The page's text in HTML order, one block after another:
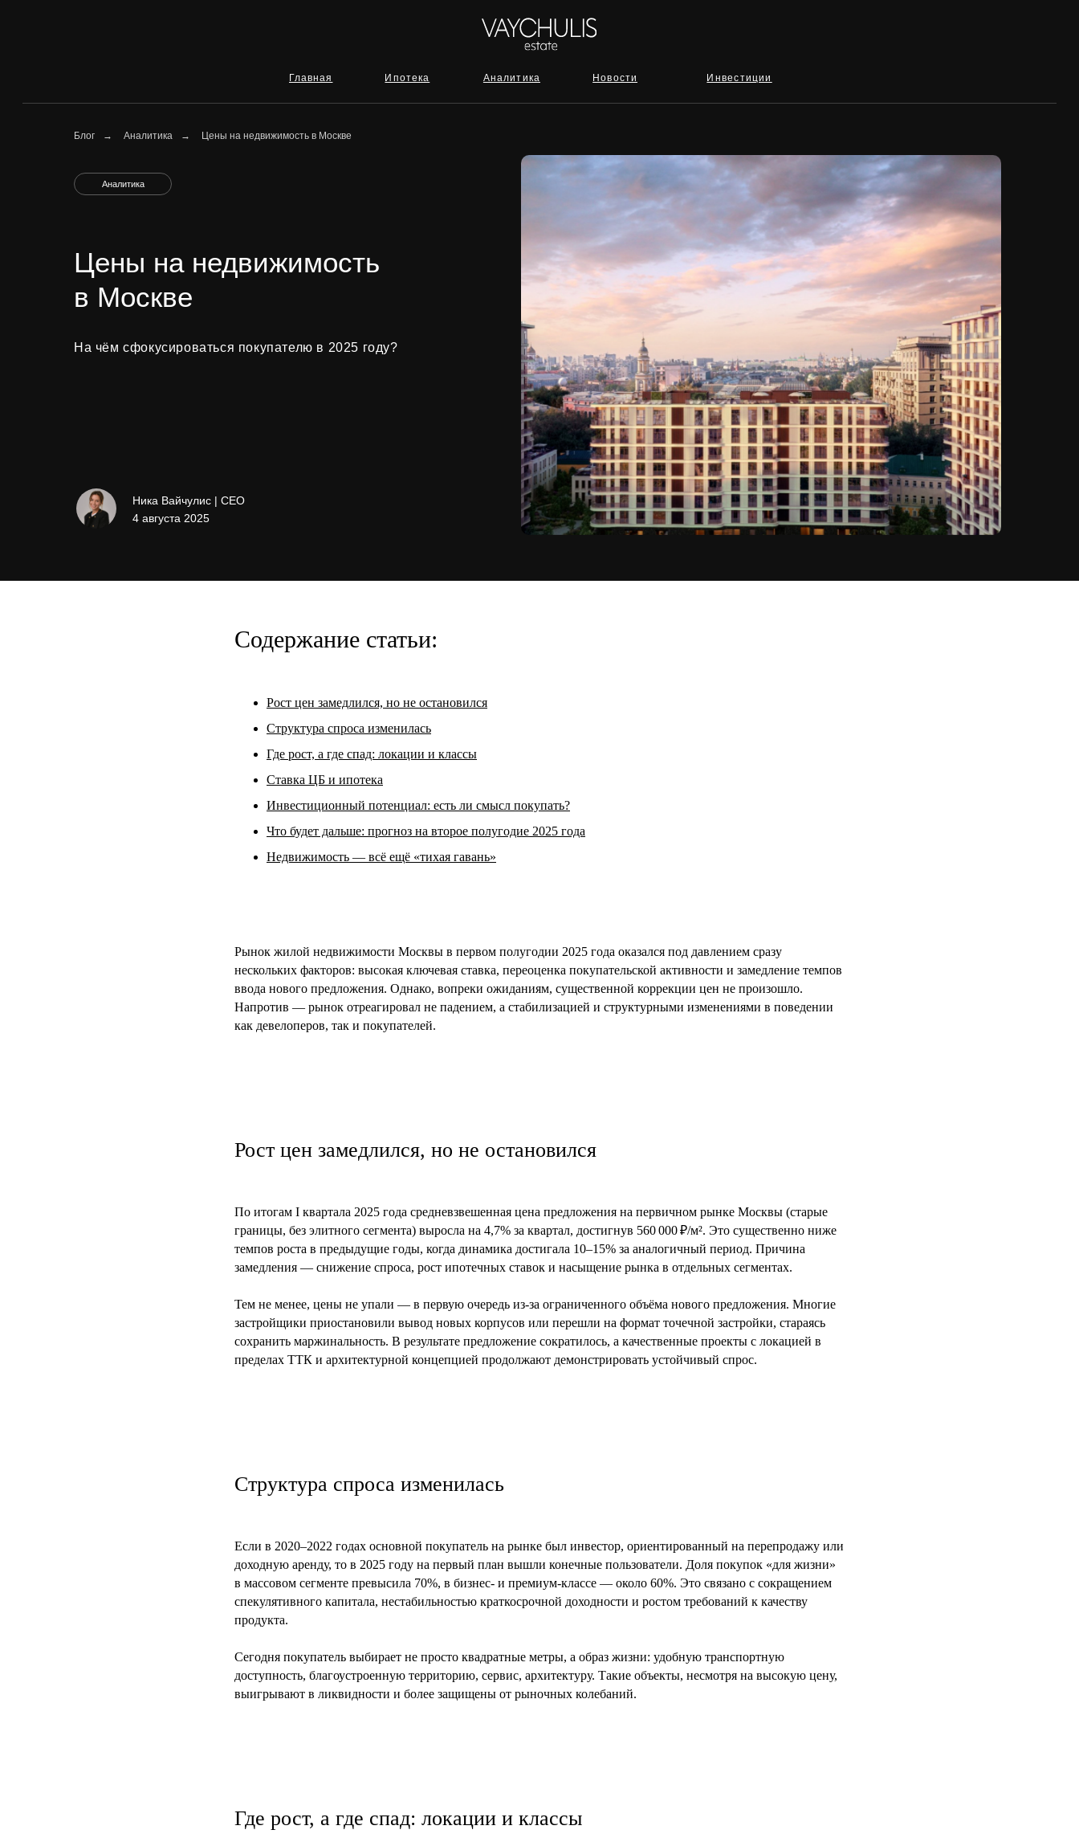
Блог → Аналитика → Цены на недвижимость в Москве
Цены на недвижимость
в Москве
4 августа 2025
Ника Вайчулис | CEO
На чём сфокусироваться покупателю в 2025 году?
Аналитика
Содержание статьи:
Рост цен замедлился, но не остановился
Структура спроса изменилась
Где рост, а где спад: локации и классы
Ставка ЦБ и ипотека
Инвестиционный потенциал: есть ли смысл покупать?
Что будет дальше: прогноз на второе полугодие 2025 года
Недвижимость — всё ещё «тихая гавань»
Рынок жилой недвижимости Москвы в первом полугодии 2025 года оказался под давлением сразу
нескольких факторов: высокая ключевая ставка, переоценка покупательской активности и замедление темпов
ввода нового предложения. Однако, вопреки ожиданиям, существенной коррекции цен не произошло.
Напротив — рынок отреагировал не падением, а стабилизацией и структурными изменениями в поведении
как девелоперов, так и покупателей.
Рост цен замедлился, но не остановился
По итогам I квартала 2025 года средневзвешенная цена предложения на первичном рынке Москвы (старые
границы, без элитного сегмента) выросла на 4,7% за квартал, достигнув 560 000 ₽/м². Это существенно ниже
темпов роста в предыдущие годы, когда динамика достигала 10–15% за аналогичный период. Причина
замедления — снижение спроса, рост ипотечных ставок и насыщение рынка в отдельных сегментах.
Тем не менее, цены не упали — в первую очередь из-за ограниченного объёма нового предложения. Многие
застройщики приостановили вывод новых корпусов или перешли на формат точечной застройки, стараясь
сохранить маржинальность. В результате предложение сократилось, а качественные проекты с локацией в
пределах ТТК и архитектурной концепцией продолжают демонстрировать устойчивый спрос.
Структура спроса изменилась
Если в 2020–2022 годах основной покупатель на рынке был инвестор, ориентированный на перепродажу или
доходную аренду, то в 2025 году на первый план вышли конечные пользователи. Доля покупок «для жизни»
в массовом сегменте превысила 70%, в бизнес- и премиум-классе — около 60%. Это связано с сокращением
спекулятивного капитала, нестабильностью краткосрочной доходности и ростом требований к качеству
продукта.
Сегодня покупатель выбирает не просто квадратные метры, а образ жизни: удобную транспортную
доступность, благоустроенную территорию, сервис, архитектуру. Такие объекты, несмотря на высокую цену,
выигрывают в ликвидности и более защищены от рыночных колебаний.
Где рост, а где спад: локации и классы